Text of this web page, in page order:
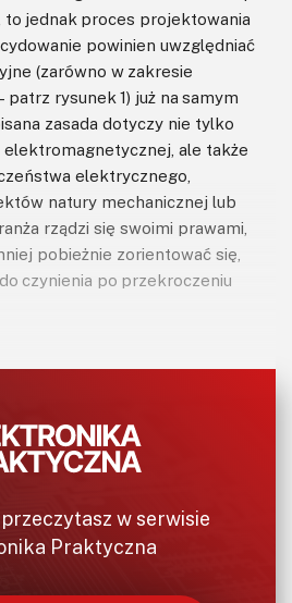
jednak proces projektowania
powinien uwzględniać
(zarówno w zakresie
patrz rysunek 1) już na samym
zasada dotyczy nie tylko
ale także
elektrycznego,
natury mechanicznej lub
rządzi się swoimi prawami,
pobieżnie zorientować się,
czynienia po przekroczeniu
z normy EN55015 – limity emisji
w zakresie 9 kHz...30 MHz
przeczytasz w serwisie
Praktyczna